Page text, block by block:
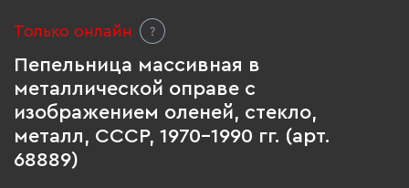
Только онлайн
Пепельница массивная в
металлической оправе с
изображением оленей, стекло,
металл, СССР, 1970-1990 гг. (арт.
68889)